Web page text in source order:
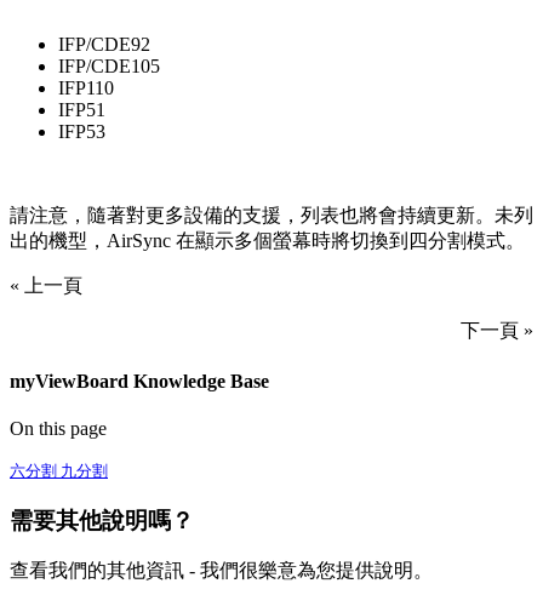
IFP/CDE92
IFP/CDE105
IFP110
IFP51
IFP53
請注意，隨著對更多設備的支援，列表也將會持續更新。未列
出的機型，AirSync 在顯示多個螢幕時將切換到四分割模式。
« 上一頁
下一頁 »
myViewBoard Knowledge Base
On this page
六分割 九分割
需要其他說明嗎？
查看我們的其他資訊 - 我們很樂意為您提供說明。